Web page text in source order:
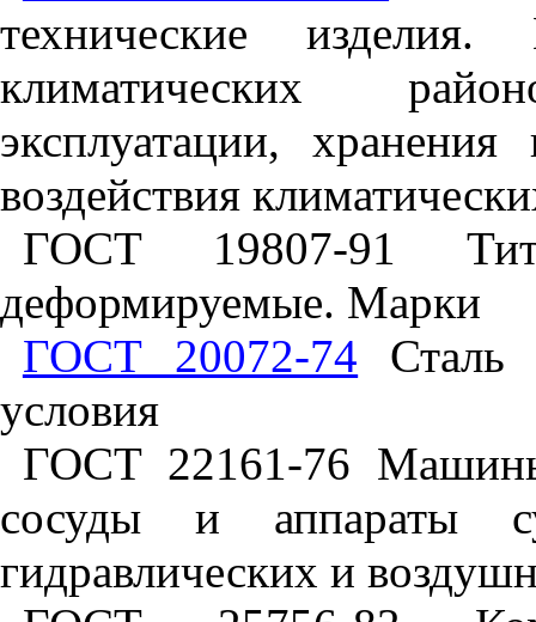
технические
климатических
эксплуатации,
воздействия
ГОСТ 19807-91
деформируемые. Марки
ГОСТ 20072-74 Сталь
условия
ГОСТ 22161-76
сосуды и аппараты
гидравлических и